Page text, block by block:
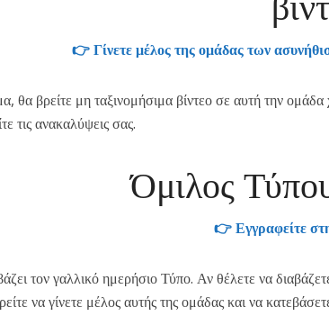
👉 Γίνετε μέλος της ομάδας των
θα βρείτε μη ταξινομήσιμα βίντεο σε αυτή την
τις ανακαλύψεις σας.
Όμιλος
👉 Εγγραφείτε
τον γαλλικό ημερήσιο Τύπο. Αν θέλετε να
να γίνετε μέλος αυτής της ομάδας και να